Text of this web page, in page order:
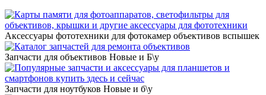
Аксессуары фототехники для фотокамер объективов вспышек
Запчасти для объективов Новые и Б\у
Запчасти для ноутбуков Новые и б\у